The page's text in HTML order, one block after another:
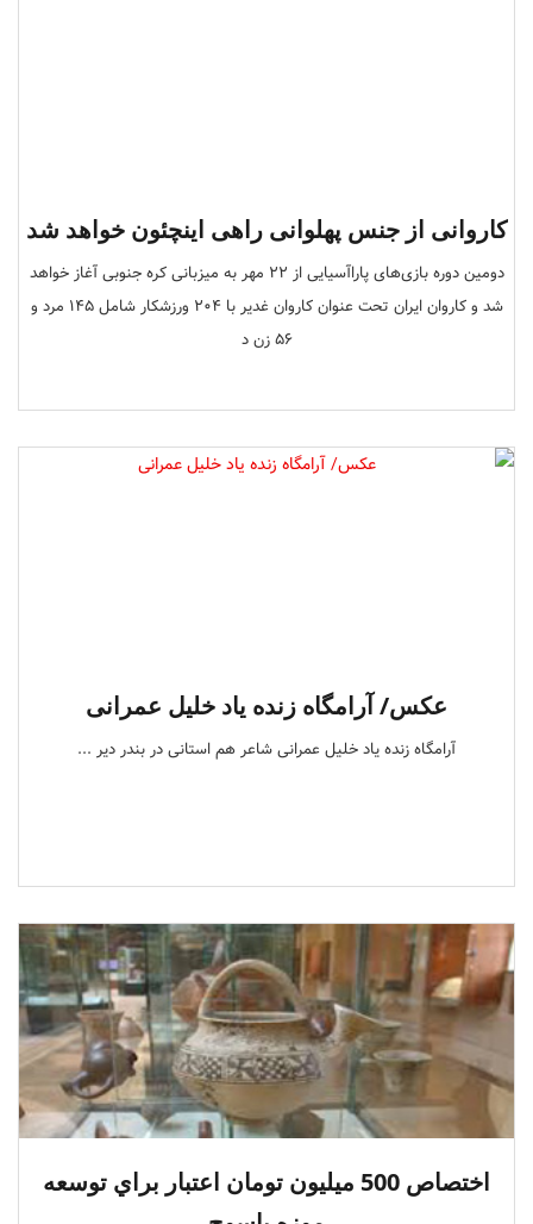
کاروانی از جنس پهلوانی راهی اینچئون خواهد شد
دومین دوره بازی‌های پاراآسیایی از 22 مهر به میزبانی کره جنوبی آغاز خواهد
شد و کاروان ایران تحت عنوان کاروان غدیر با 204 ورزشکار شامل 145 مرد و
56 زن د
عکس/ آرامگاه زنده یاد خلیل عمرانی
آرامگاه زنده یاد خلیل عمرانی شاعر هم استانی در بندر دیر ...
اختصاص 500 ميليون تومان اعتبار براي توسعه